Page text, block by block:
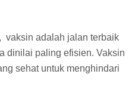
vaksin adalah jalan terbaik
dinilai paling efisien. Vaksin
sehat untuk menghindari